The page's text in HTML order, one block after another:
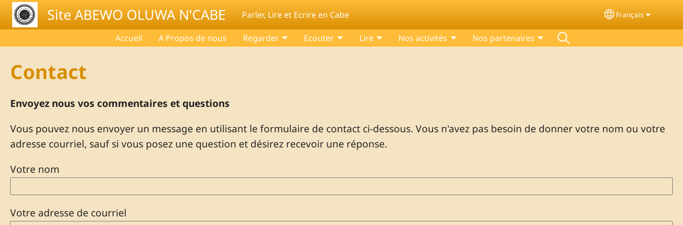
Skip to main contentSite ABEWO OLUWA N'CABE Parler, Lire et Ecrire en Cabe Select your
Français
Accueil A Propos de nous Regarder Ecouter Lire Nos activités Nos partenaires
Contact
Envoyez nous vos commentaires et questions
Vous pouvez nous envoyer un message en utilisant le formulaire de contact ci-dessous. Vous n'avez pas besoin de donner votre nom ou votre
adresse courriel, sauf si vous posez une question et désirez recevoir une réponse.
Votre nom
Votre adresse de courriel